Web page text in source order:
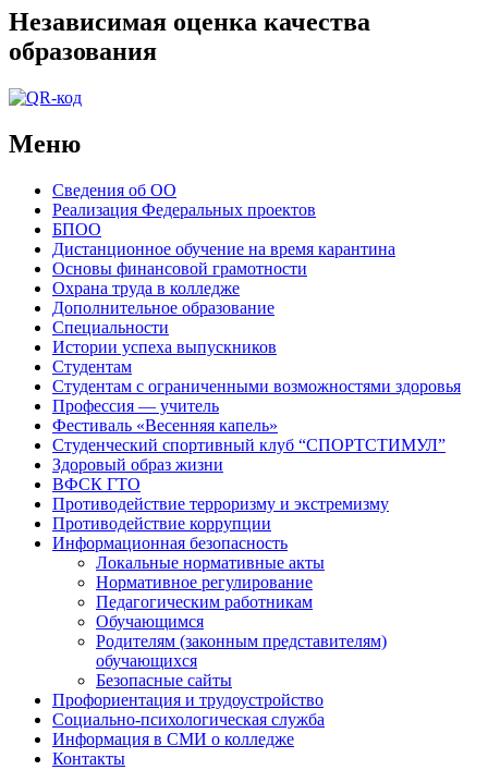
Независимая оценка качества
образования
Меню
Сведения об ОО
Реализация Федеральных проектов
БПОО
Дистанционное обучение на время карантина
Основы финансовой грамотности
Охрана труда в колледже
Дополнительное образование
Специальности
Истории успеха выпускников
Студентам
Студентам с ограниченными возможностями здоровья
Профессия — учитель
Фестиваль «Весенняя капель»
Студенческий спортивный клуб “СПОРТСТИМУЛ”
Здоровый образ жизни
ВФСК ГТО
Противодействие терроризму и экстремизму
Противодействие коррупции
Информационная безопасность
Локальные нормативные акты
Нормативное регулирование
Педагогическим работникам
Обучающимся
Родителям (законным представителям)
обучающихся
Безопасные сайты
Профориентация и трудоустройство
Социально-психологическая служба
Информация в СМИ о колледже
Контакты